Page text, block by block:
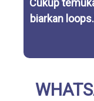
Cukup
biarkan